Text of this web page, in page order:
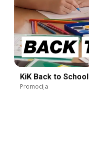
KiK Back to School
Promocija